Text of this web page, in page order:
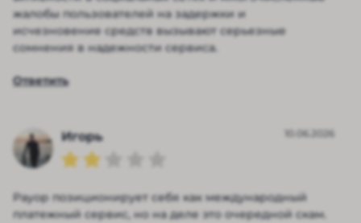
жалобы пользователей на задержки и
исчезновение средств вызывают серьезные
сомнения в надежности сервиса.
Ответить
Игорь 10.06.2026
Payop позиционирует себя как международный
платежный сервис, но на деле это очередной скам.